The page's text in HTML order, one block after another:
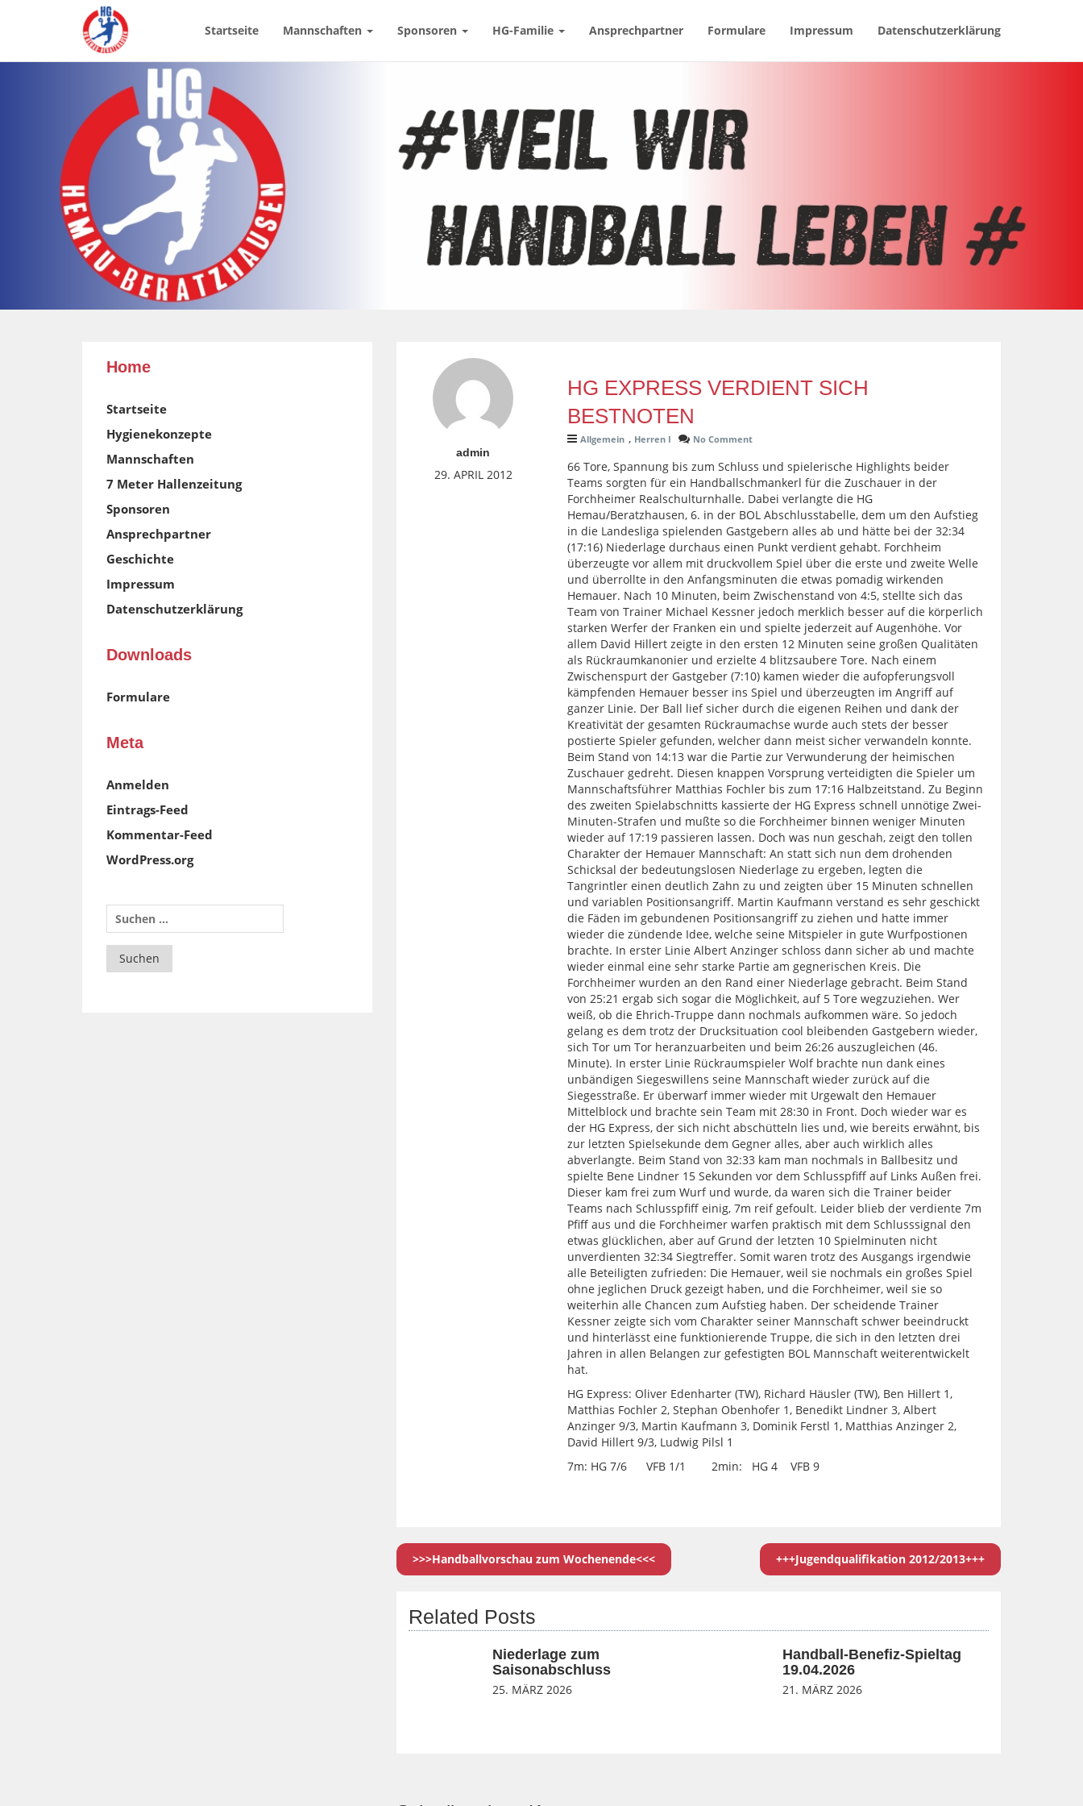
Startseite Mannschaften Sponsoren HG-Familie Ansprechpartner Formulare Impressum Datenschutzerklärung
admin
29. APRIL 2012
HG EXPRESS VERDIENT SICH
BESTNOTEN
Allgemein , Herren I No Comment
66 Tore, Spannung bis zum Schluss und spielerische Highlights beider
Teams sorgten für ein Handballschmankerl für die Zuschauer in der
Forchheimer Realschulturnhalle. Dabei verlangte die HG
Hemau/Beratzhausen, 6. in der BOL Abschlusstabelle, dem um den Aufstieg
in die Landesliga spielenden Gastgebern alles ab und hätte bei der 32:34
(17:16) Niederlage durchaus einen Punkt verdient gehabt. Forchheim
überzeugte vor allem mit druckvollem Spiel über die erste und zweite Welle
und überrollte in den Anfangsminuten die etwas pomadig wirkenden
Hemauer. Nach 10 Minuten, beim Zwischenstand von 4:5, stellte sich das
Team von Trainer Michael Kessner jedoch merklich besser auf die körperlich
starken Werfer der Franken ein und spielte jederzeit auf Augenhöhe. Vor
allem David Hillert zeigte in den ersten 12 Minuten seine großen Qualitäten
als Rückraumkanonier und erzielte 4 blitzsaubere Tore. Nach einem
Zwischenspurt der Gastgeber (7:10) kamen wieder die aufopferungsvoll
kämpfenden Hemauer besser ins Spiel und überzeugten im Angriff auf
ganzer Linie. Der Ball lief sicher durch die eigenen Reihen und dank der
Kreativität der gesamten Rückraumachse wurde auch stets der besser
postierte Spieler gefunden, welcher dann meist sicher verwandeln konnte.
Beim Stand von 14:13 war die Partie zur Verwunderung der heimischen
Zuschauer gedreht. Diesen knappen Vorsprung verteidigten die Spieler um
Mannschaftsführer Matthias Fochler bis zum 17:16 Halbzeitstand. Zu Beginn
des zweiten Spielabschnitts kassierte der HG Express schnell unnötige Zwei-
Minuten-Strafen und mußte so die Forchheimer binnen weniger Minuten
wieder auf 17:19 passieren lassen. Doch was nun geschah, zeigt den tollen
Charakter der Hemauer Mannschaft: An statt sich nun dem drohenden
Schicksal der bedeutungslosen Niederlage zu ergeben, legten die
Tangrintler einen deutlich Zahn zu und zeigten über 15 Minuten schnellen
und variablen Positionsangriff. Martin Kaufmann verstand es sehr geschickt
die Fäden im gebundenen Positionsangriff zu ziehen und hatte immer
wieder die zündende Idee, welche seine Mitspieler in gute Wurfpostionen
brachte. In erster Linie Albert Anzinger schloss dann sicher ab und machte
wieder einmal eine sehr starke Partie am gegnerischen Kreis. Die
Forchheimer wurden an den Rand einer Niederlage gebracht. Beim Stand
von 25:21 ergab sich sogar die Möglichkeit, auf 5 Tore wegzuziehen. Wer
weiß, ob die Ehrich-Truppe dann nochmals aufkommen wäre. So jedoch
gelang es dem trotz der Drucksituation cool bleibenden Gastgebern wieder,
sich Tor um Tor heranzuarbeiten und beim 26:26 auszugleichen (46.
Minute). In erster Linie Rückraumspieler Wolf brachte nun dank eines
unbändigen Siegeswillens seine Mannschaft wieder zurück auf die
Siegesstraße. Er überwarf immer wieder mit Urgewalt den Hemauer
Mittelblock und brachte sein Team mit 28:30 in Front. Doch wieder war es
der HG Express, der sich nicht abschütteln lies und, wie bereits erwähnt, bis
zur letzten Spielsekunde dem Gegner alles, aber auch wirklich alles
abverlangte. Beim Stand von 32:33 kam man nochmals in Ballbesitz und
spielte Bene Lindner 15 Sekunden vor dem Schlusspfiff auf Links Außen frei.
Dieser kam frei zum Wurf und wurde, da waren sich die Trainer beider
Teams nach Schlusspfiff einig, 7m reif gefoult. Leider blieb der verdiente 7m
Pfiff aus und die Forchheimer warfen praktisch mit dem Schlusssignal den
etwas glücklichen, aber auf Grund der letzten 10 Spielminuten nicht
unverdienten 32:34 Siegtreffer. Somit waren trotz des Ausgangs irgendwie
alle Beteiligten zufrieden: Die Hemauer, weil sie nochmals ein großes Spiel
ohne jeglichen Druck gezeigt haben, und die Forchheimer, weil sie so
weiterhin alle Chancen zum Aufstieg haben. Der scheidende Trainer
Kessner zeigte sich vom Charakter seiner Mannschaft schwer beeindruckt
und hinterlässt eine funktionierende Truppe, die sich in den letzten drei
Jahren in allen Belangen zur gefestigten BOL Mannschaft weiterentwickelt
hat.
HG Express: Oliver Edenharter (TW), Richard Häusler (TW), Ben Hillert 1,
Matthias Fochler 2, Stephan Obenhofer 1, Benedikt Lindner 3, Albert
Anzinger 9/3, Martin Kaufmann 3, Dominik Ferstl 1, Matthias Anzinger 2,
David Hillert 9/3, Ludwig Pilsl 1
7m: HG 7/6 VFB 1/1 2min: HG 4 VFB 9
>>>Handballvorschau zum Wochenende<<< +++Jugendqualifikation 2012/2013+++
Related Posts
Niederlage zum
Saisonabschluss
25. MÄRZ 2026
Handball-Benefiz-Spieltag
19.04.2026
21. MÄRZ 2026
Home
Startseite
Hygienekonzepte
Mannschaften
7 Meter Hallenzeitung
Sponsoren
Ansprechpartner
Geschichte
Impressum
Datenschutzerklärung
Downloads
Formulare
Meta
Anmelden
Eintrags-Feed
Kommentar-Feed
WordPress.org